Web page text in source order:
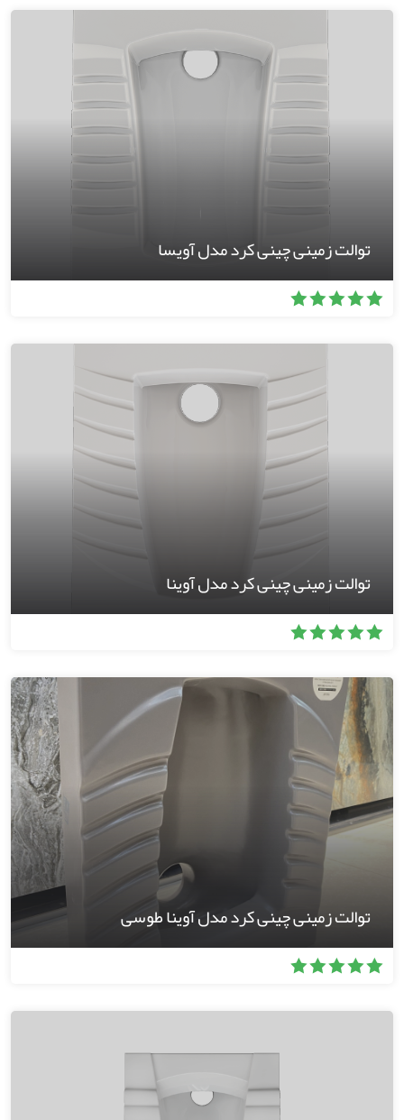
توالت زمینی چینی کرد مدل آویسا
توالت زمینی چینی کرد مدل آوینا
توالت زمینی چینی کرد مدل آوینا طوسی